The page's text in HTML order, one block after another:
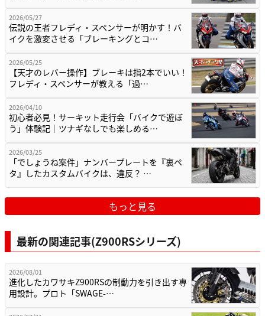
2026/05/27
伝説の王者フレディ・スペンサーが明かす！バ
イクを激変させる「ブレーキングとコ…
2026/05/25
【天才のレバー操作】ブレーキは指2本でいい！
フレディ・スペンサーが教える「過…
2026/04/10
初心者必見！サーキット走行会「バイクで遊ぼ
う」体験記｜ツナギなしでも楽しめる…
2026/03/25
「でしょうね案件」ナンバープレートを『裏ペ
タ』したカスタムバイクは、違反？ …
もっと見る
最新の関連記事(Z900RSシリーズ)
2026/08/01
進化したカワサキZ900RSの制動力を引き出す専
用設計。プロト「SWAGE-…